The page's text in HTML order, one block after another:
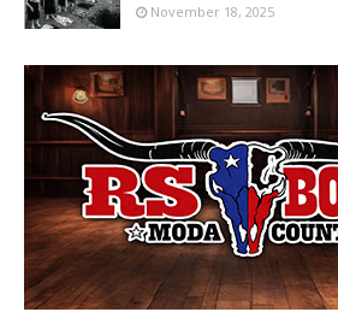
November 18, 2025